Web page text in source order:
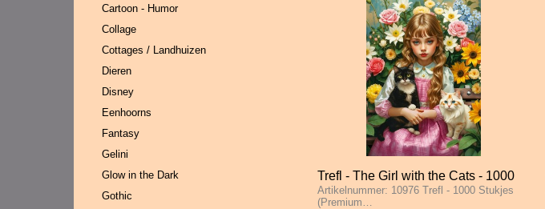
Cartoon - Humor
Collage
Cottages / Landhuizen
Dieren
Disney
Eenhoorns
Fantasy
Gelini
Glow in the Dark
Gothic
Trefl - The Girl with the Cats - 1000
Stukjes
Artikelnummer: 10976 Trefl - 1000 Stukjes
(Premium…